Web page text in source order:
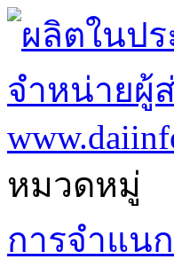
หมวดหมู่
การจำแน